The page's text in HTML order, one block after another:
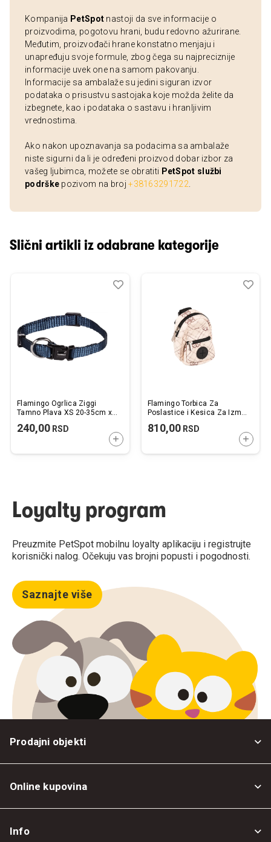
Kompanija PetSpot nastoji da sve informacije o
proizvodima, pogotovu hrani, budu redovno ažurirane.
Međutim, proizvođači hrane konstatno menjaju i
unapređuju svoje formule, zbog čega su najpreciznije
informacije uvek one na samom pakovanju.
Informacije sa ambalaže su jedini siguran izvor
podataka o prisustvu sastojaka koje možda želite da
izbegnete, kao i podataka o sastavu i hranljivim
vrednostima.
Ako nakon upoznavanja sa podacima sa ambalaže
niste sigurni da li je određeni proizvod dobar izbor za
vašeg ljubimca, možete se obratiti PetSpot službi
podrške pozivom na broj+38163291722
Slični artikli iz odabrane kategorije
Flamingo Ogrlica Ziggi
Tamno Plava XS 20-35cm x
240,00 RSD
DODAJTE U KORPU
Dodaj
Uporedi
Flamingo Torbica Za
Poslastice i Kesica Za Izmet
810,00RSD
Loyalty program
Preuzmite PetSpot mobilnu loyalty aplikaciju i registrujte
korisnički nalog. Očekuju vas brojni popusti i pogodnosti.
Saznajte više
Prodajni objekti
Online kupovina
Info